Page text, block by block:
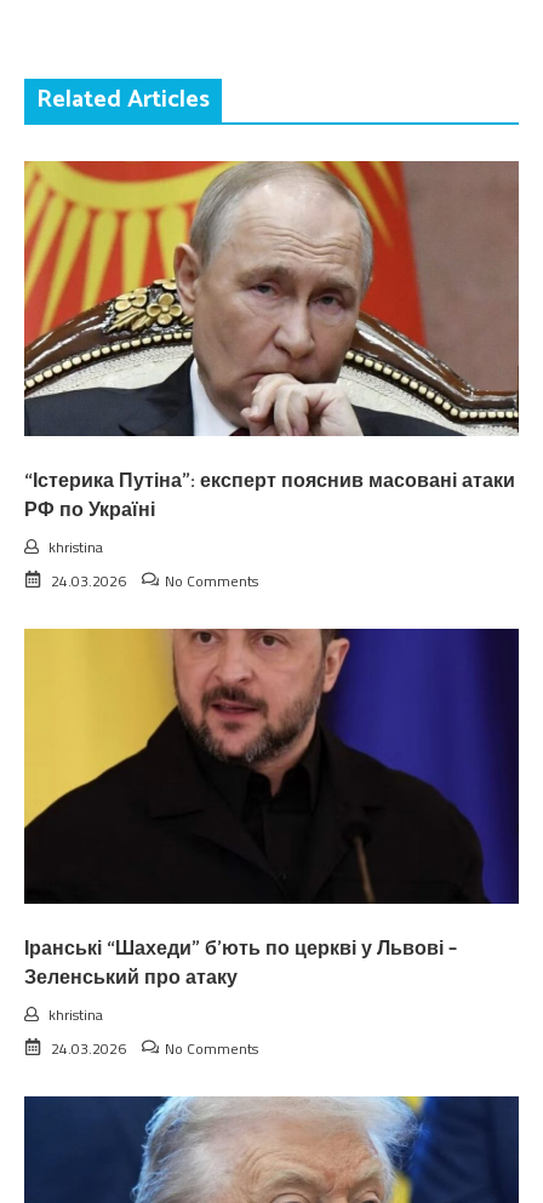
Related Articles
“Істерика Путіна”: експерт пояснив масовані атаки
РФ по Україні
khristina
24.03.2026
No Comments
Іранські “Шахеди” б’ють по церкві у Львові –
Зеленський про атаку
khristina
24.03.2026
No Comments